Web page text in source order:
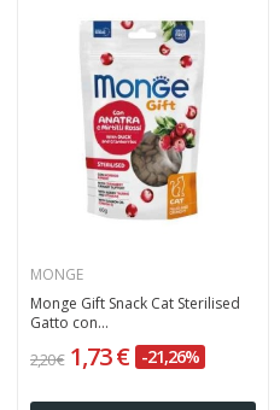
MONGE
Monge Gift Snack Cat Sterilised
Gatto con...
2,20 € 1,73 € -21,26%